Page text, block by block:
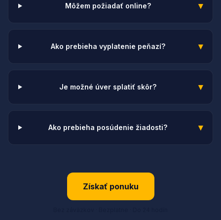
Môžem požiadať online? ▾
Ako prebieha vyplatenie peňazí? ▾
Je možné úver splatiť skôr? ▾
Ako prebieha posúdenie žiadosti? ▾
Získať ponuku